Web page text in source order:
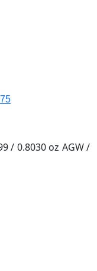
/ 0.8030 oz AGW /